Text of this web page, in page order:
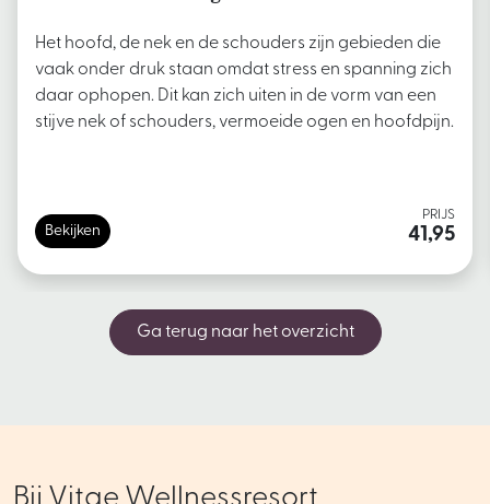
Het hoofd, de nek en de schouders zijn gebieden die
vaak onder druk staan omdat stress en spanning zich
daar ophopen. Dit kan zich uiten in de vorm van een
stijve nek of schouders, vermoeide ogen en hoofdpijn.
Bekijken
PRIJS
41,95
Ga terug naar het overzicht